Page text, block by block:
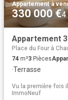
Appartement·à
330 000 €4
Appartement
Place du Four à
74 m²3 Pièces
·Terrasse
Vu la première fois
ImmoNeuf